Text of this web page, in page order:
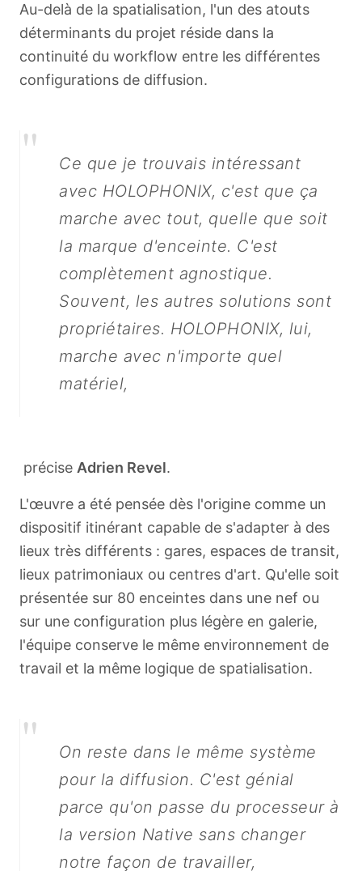
Au-delà de la spatialisation, l'un des atouts
déterminants du projet réside dans la
continuité du workflow entre les différentes
configurations de diffusion.
"
Ce que je trouvais intéressant
avec HOLOPHONIX, c'est que ça
marche avec tout, quelle que soit
la marque d'enceinte. C'est
complètement agnostique.
Souvent, les autres solutions sont
propriétaires. HOLOPHONIX, lui,
marche avec n'importe quel
matériel,
précise Adrien Revel.
L'œuvre a été pensée dès l'origine comme un
dispositif itinérant capable de s'adapter à des
lieux très différents : gares, espaces de transit,
lieux patrimoniaux ou centres d'art. Qu'elle soit
présentée sur 80 enceintes dans une nef ou
sur une configuration plus légère en galerie,
l'équipe conserve le même environnement de
travail et la même logique de spatialisation.
"
On reste dans le même système
pour la diffusion. C'est génial
parce qu'on passe du processeur à
la version Native sans changer
notre façon de travailler,